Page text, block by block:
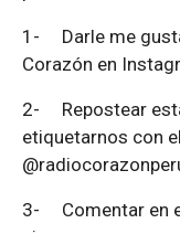
1- Darle me
Corazón en
2- Repostear
etiquetarnos con
3- Comentar en